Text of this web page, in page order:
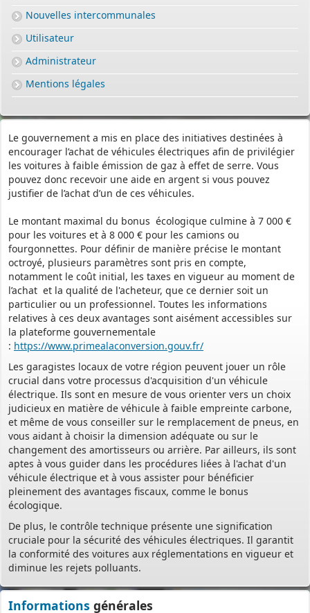
Nouvelles intercommunales
Utilisateur
Administrateur
Mentions légales
Le gouvernement a mis en place des initiatives destinées à
encourager l’achat de véhicules électriques afin de privilégier
les voitures à faible émission de gaz à effet de serre. Vous
pouvez donc recevoir une aide en argent si vous pouvez
justifier de l’achat d’un de ces véhicules.
Le montant maximal du bonus écologique culmine à 7 000 €
pour les voitures et à 8 000 € pour les camions ou
fourgonnettes. Pour définir de manière précise le montant
octroyé, plusieurs paramètres sont pris en compte,
notamment le coût initial, les taxes en vigueur au moment de
l’achat et la qualité de l'acheteur, que ce dernier soit un
particulier ou un professionnel. Toutes les informations
relatives à ces deux avantages sont aisément accessibles sur
la plateforme gouvernementale
: https://www.primealaconversion.gouv.fr/
Les garagistes locaux de votre région peuvent jouer un rôle
crucial dans votre processus d'acquisition d'un véhicule
électrique. Ils sont en mesure de vous orienter vers un choix
judicieux en matière de véhicule à faible empreinte carbone,
et même de vous conseiller sur le remplacement de pneus, en
vous aidant à choisir la dimension adéquate ou sur le
changement des amortisseurs ou arrière. Par ailleurs, ils sont
aptes à vous guider dans les procédures liées à l'achat d'un
véhicule électrique et à vous assister pour bénéficier
pleinement des avantages fiscaux, comme le bonus
écologique.
De plus, le contrôle technique présente une signification
cruciale pour la sécurité des véhicules électriques. Il garantit
la conformité des voitures aux réglementations en vigueur et
diminue les rejets polluants.
Informations générales
PERMIS DE CONSTRUIRE- DECLARATION PREALABLE
dorénavant en ligne
Depuis le 3 janvier 2022, vous pouvez profiter de la
voie électronique (SVE)pour déposer votre
d’autorisation d’urbanisme
(Permis de construire, d’aménager et de démolir, déclaration
préalable et certificat d’urbanisme) avec les mêmes garanties de
réception
et de prise en compte de votre dossier qu’un dépôt par papier.
Nous vous proposons un téléservice, destiné aux particuliers
comme aux professionnels,
pour
saisir et déposer toutes les pièces de votre dossier
directement en ligne,
à tout moment et où que vous soyez, dans le cadre d’une
démarche simplifiée.
Plus besoin d’imprimer vos demandes en de multiples
exemplaires, d’envoyer des plis en recommandé avec accusé de
ou de vous déplacer aux horaires d’ouverture de votre mairie : en